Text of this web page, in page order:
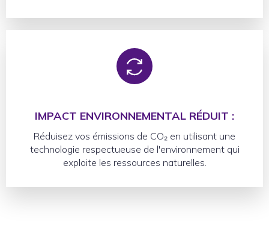
IMPACT ENVIRONNEMENTAL RÉDUIT :
Réduisez vos émissions de CO₂ en utilisant une
technologie respectueuse de l'environnement qui
exploite les ressources naturelles.